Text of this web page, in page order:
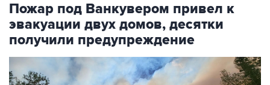
Пожар под Ванкувером привел к
эвакуации двух домов, десятки
получили предупреждение